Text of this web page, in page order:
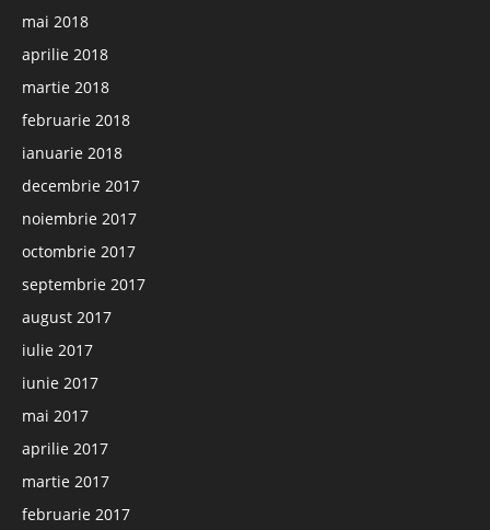
mai 2018
aprilie 2018
martie 2018
februarie 2018
ianuarie 2018
decembrie 2017
noiembrie 2017
octombrie 2017
septembrie 2017
august 2017
iulie 2017
iunie 2017
mai 2017
aprilie 2017
martie 2017
februarie 2017